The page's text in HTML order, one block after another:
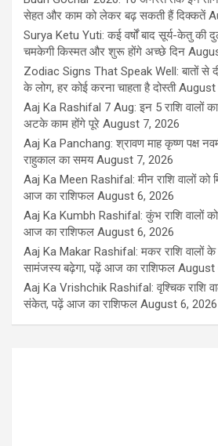
सेहत और काम को लेकर बढ़ सकती हैं दिक्कतें
Surya Ketu Yuti: कई वर्षों बाद सूर्य-केतु की
चमकेगी किस्मत और शुरू होंगे अच्छे दिन
Zodiac Signs That Speak Well: बातों से
के लोग, हर कोई करना चाहता है दोस्ती August
Aaj Ka Rashifal 7 Aug: इन 5 राशि वालों
अटके काम होंगे पूरे August 7, 2026
Aaj Ka Panchang: श्रावण माह कृष्ण पक्ष
राहुकाल का समय August 7, 2026
Aaj Ka Meen Rashifal: मीन राशि वालों को
आज का राशिफल August 6, 2026
Aaj Ka Kumbh Rashifal: कुंभ राशि वालों
आज का राशिफल August 6, 2026
Aaj Ka Makar Rashifal: मकर राशि वालों के
सामंजस्य बढ़ेगा, पढ़ें आज का राशिफल August
Aaj Ka Vrishchik Rashifal: वृश्चिक राशि
संकेत, पढ़ें आज का राशिफल August 6, 2026